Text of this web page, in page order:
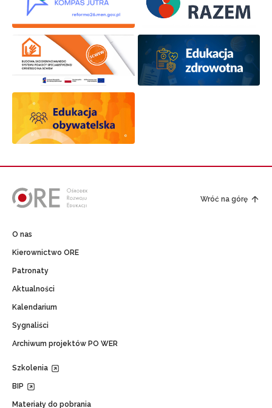
Wróć na górę
O nas
Kierownictwo ORE
Patronaty
Aktualności
Kalendarium
Sygnaliści
Archiwum projektów PO WER
Szkolenia
BIP
Materiały do pobrania